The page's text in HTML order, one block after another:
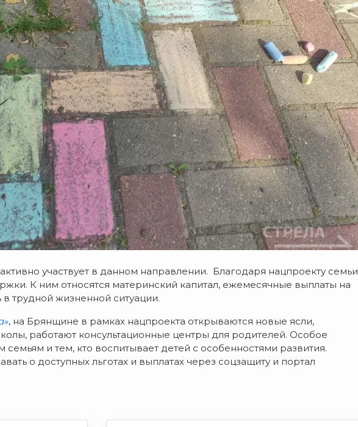
участвует в данном направлении. Благодаря нацпроекту семьи
К ним относятся материнский капитал, ежемесячные выплаты на
трудной жизненной ситуации.
, на Брянщине в рамках нацпроекта открываются новые ясли,
работают консультационные центры для родителей. Особое
и тем, кто воспитывает детей с особенностями развития.
о доступных льготах и выплатах через соцзащиту и портал